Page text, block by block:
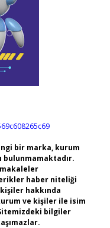
bir marka, kurum
bulunmamaktadır.
makaleler
haber niteliği
hakkında
ve kişiler ile isim
bilgiler